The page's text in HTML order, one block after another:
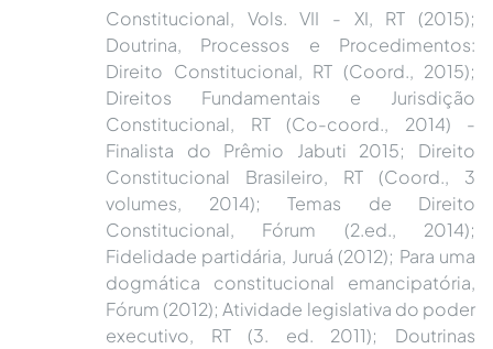
Constitucional, Vols. VII - XI, RT (2015);
Doutrina, Processos e Procedimentos:
Direito Constitucional, RT (Coord., 2015);
Direitos Fundamentais e Jurisdição
Constitucional, RT (Co-coord., 2014) -
Finalista do Prêmio Jabuti 2015; Direito
Constitucional Brasileiro, RT (Coord., 3
volumes, 2014); Temas de Direito
Constitucional, Fórum (2.ed., 2014);
Fidelidade partidária, Juruá (2012); Para uma
dogmática constitucional emancipatória,
Fórum (2012); Atividade legislativa do poder
executivo, RT (3. ed. 2011); Doutrinas